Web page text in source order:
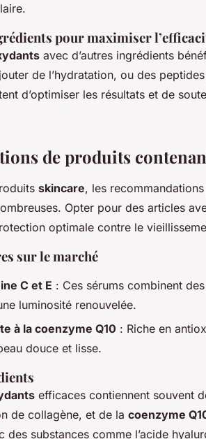
pour maximiser
avec d’autres ingrédients
de l’hydratation, ou des
d’optimiser les résultats et de
de produits
skincare, les
Opter pour des articles
optimale contre le
sur le marché
C et E : Ces sérums combinent
luminosité renouvelée.
à la coenzyme Q10 : Riche en
douce et lisse.
efficaces contiennent souvent
de collagène, et de la coenzyme
des substances comme l’acide